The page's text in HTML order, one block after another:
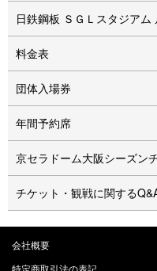
⽇鉄鋼板 ＳＧＬスタジアム
料金表
団体入場券
年間予約席
京セラドーム⼤阪シーズン
チケット・観戦に関する
会社概要
特定商取引法の表記